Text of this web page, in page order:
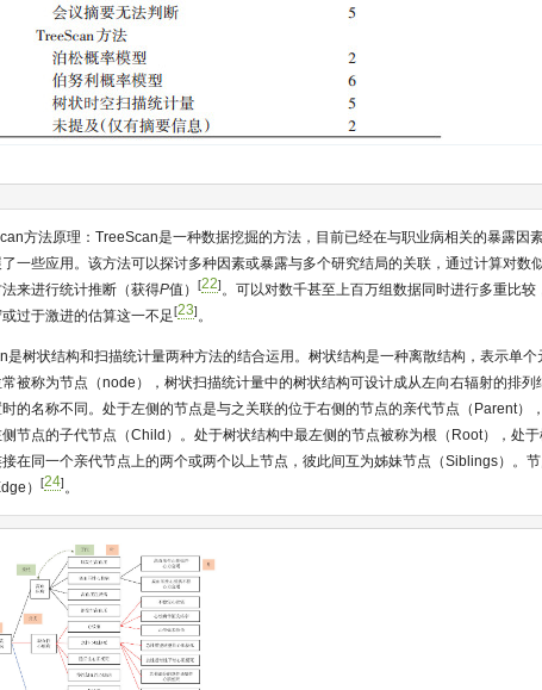
方法原理：TreeScan是一种数据挖掘的方法，目前已经在与职业病相关的暴露因
一些应用。该方法可以探讨多种因素或暴露与多个研究结局的关联，通过计算对数
来进行统计推断（获得P值）[22]。可以对数千甚至上百万组数据同时进行多重比
过于激进的估算这一不足[23]。
是树状结构和扫描统计量两种方法的结合运用。树状结构是一种离散结构，表示单
被称为节点（node），树状扫描统计量中的树状结构可设计成从左向右辐射的排列
的名称不同。处于左侧的节点是与之关联的位于右侧的节点的亲代节点（Parent）
节点的子代节点（Child）。处于树状结构中最左侧的节点被称为根（Root），处
接在同一个亲代节点上的两个或两个以上节点，彼此间互为姊妹节点（Siblings）。
）[24]。